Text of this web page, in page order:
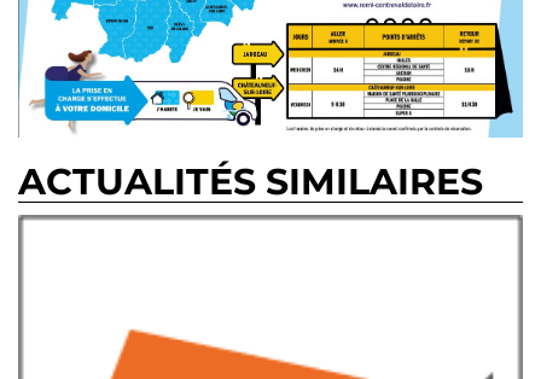
ACTUALITÉS SIMILAIRES